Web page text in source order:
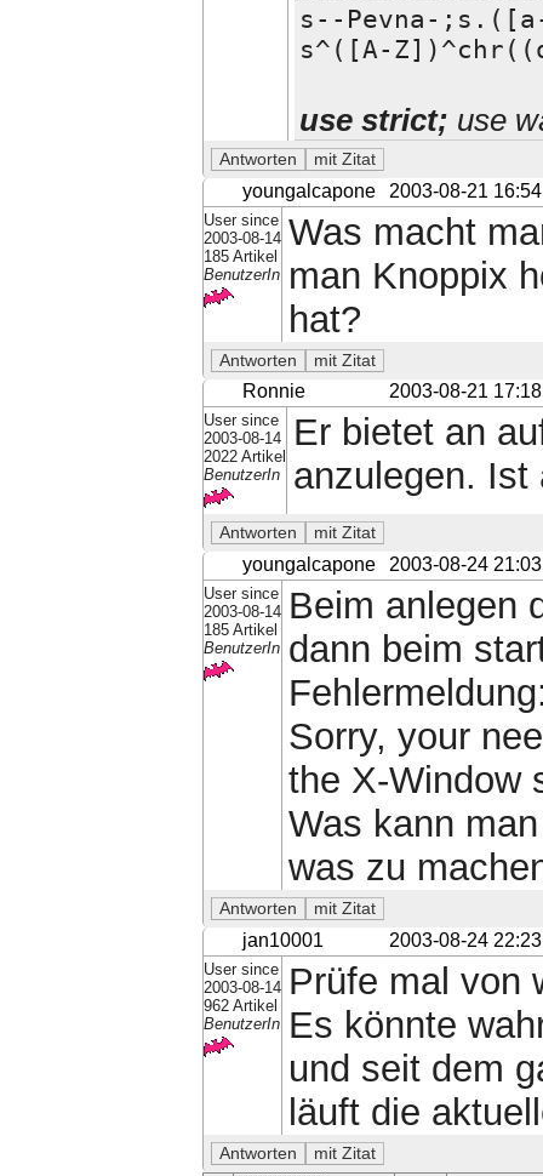
s--Pevna-
s^([A-
use strict; use
youngalcapone 2003-08-21 16:54
User since
2003-08-14
185 Artikel
BenutzerIn
Was macht
man Knoppix
hat?
Ronnie 2003-08-21 17:18
User since
2003-08-14
2022 Artikel
BenutzerIn
Er bietet an
anzulegen. Ist
youngalcapone 2003-08-24 21:03
User since
2003-08-14
185 Artikel
BenutzerIn
Beim anlegen
dann beim
Sorry, your
the X-Window
Was kann
was zu
jan10001 2003-08-24 22:23
User since
2003-08-14
962 Artikel
BenutzerIn
Prüfe mal von
Es könnte
und seit dem
läuft die